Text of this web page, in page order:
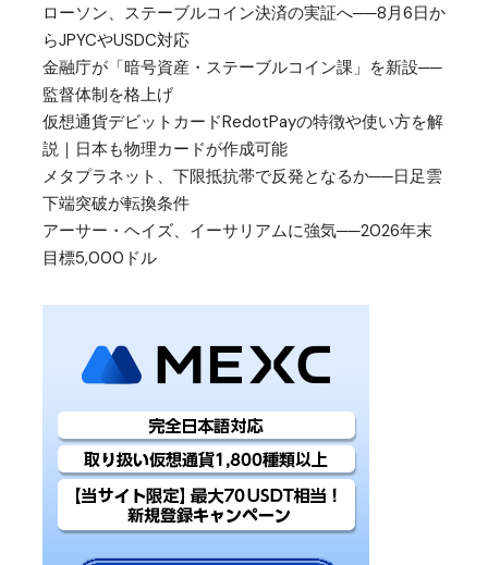
ローソン、ステーブルコイン決済の実証へ──8月6日か
らJPYCやUSDC対応
金融庁が「暗号資産・ステーブルコイン課」を新設──
監督体制を格上げ
仮想通貨デビットカードRedotPayの特徴や使い方を解
説｜日本も物理カードが作成可能
メタプラネット、下限抵抗帯で反発となるか──日足雲
下端突破が転換条件
アーサー・ヘイズ、イーサリアムに強気──2026年末
目標5,000ドル